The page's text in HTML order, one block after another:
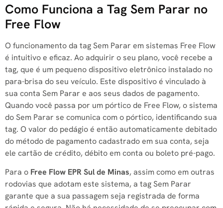
Como Funciona a Tag Sem Parar no
Free Flow
O funcionamento da tag Sem Parar em sistemas Free Flow
é intuitivo e eficaz. Ao adquirir o seu plano, você recebe a
tag, que é um pequeno dispositivo eletrônico instalado no
para-brisa do seu veículo. Este dispositivo é vinculado à
sua conta Sem Parar e aos seus dados de pagamento.
Quando você passa por um pórtico de Free Flow, o sistema
do Sem Parar se comunica com o pórtico, identificando sua
tag. O valor do pedágio é então automaticamente debitado
do método de pagamento cadastrado em sua conta, seja
ele cartão de crédito, débito em conta ou boleto pré-pago.
Para o Free Flow EPR Sul de Minas, assim como em outras
rodovias que adotam este sistema, a tag Sem Parar
garante que a sua passagem seja registrada de forma